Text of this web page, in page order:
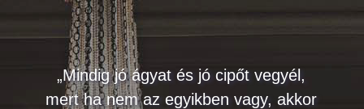
„Mindig jó ágyat és jó cipőt vegyél,
mert ha nem az egyikben vagy, akkor